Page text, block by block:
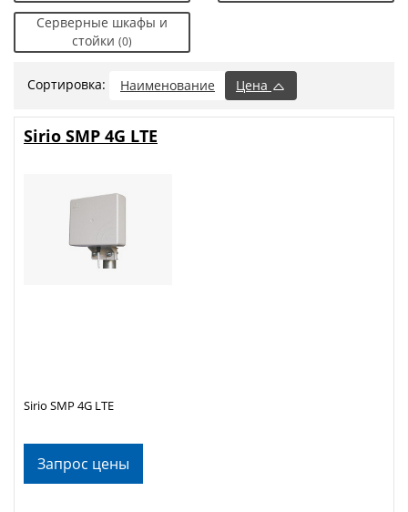
Серверные шкафы и
стойки (0)
Сортировка: Наименование Цена
Запрос цены
Sirio SMP 4G LTE
Sirio SMP 4G LTE